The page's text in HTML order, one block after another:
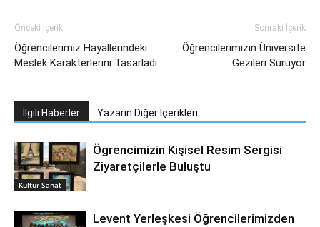
Önceki İçerik
Öğrencilerimiz Hayallerindeki
Meslek Karakterlerini Tasarladı
Sonraki İçerik
Öğrencilerimizin Üniversite
Gezileri Sürüyor
İlgili Haberler Yazarın Diğer İçerikleri
Kültür-Sanat
Öğrencimizin Kişisel Resim Sergisi
Ziyaretçilerle Buluştu
Levent Yerleşkesi Öğrencilerimizden